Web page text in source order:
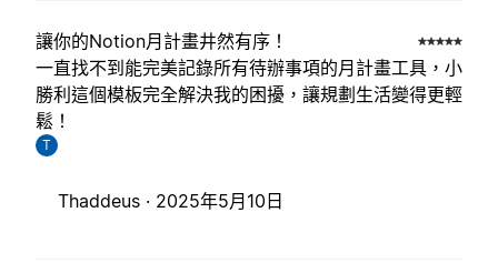
讓你的Notion月計畫井然有序！
一直找不到能完美記錄所有待辦事項的月計畫工具，小
勝利這個模板完全解決我的困擾，讓規劃生活變得更輕
鬆！
T
Thaddeus · 2025年5月10日